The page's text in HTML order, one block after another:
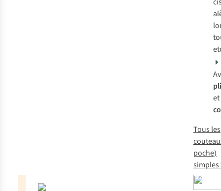
et
Tous les
poche)
simples